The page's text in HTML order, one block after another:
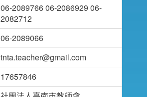
06-2089766 06-2086929 06-
2082712
06-2089066
tnta.teacher@gmail.com
17657846